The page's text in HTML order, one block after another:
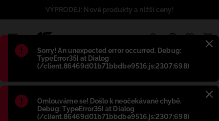
Błąd:
Sorry! An unexpected error occurred. Debug:
TypeError35I at Dialog
(/client.86469d01b71bbdbe9516.js:2307:698)
Błąd:
Omlouváme se! Došlo k neočekávané chybě.
Debug: TypeError35I at Dialog
(/client.86469d01b71bbdbe9516.js:2307:698)
VÝPRODEJ: Nové produkty a nižší ceny!